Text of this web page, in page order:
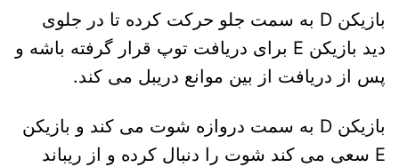
بازیکن D به سمت جلو حرکت کرده تا در جلوی
دید بازیکن E برای دریافت توپ قرار گرفته باشه و
پس از دریافت از بین موانع دریبل می کند.
بازیکن D به سمت دروازه شوت می کند و بازیکن
E سعی می کند شوت را دنبال کرده و از ریباند